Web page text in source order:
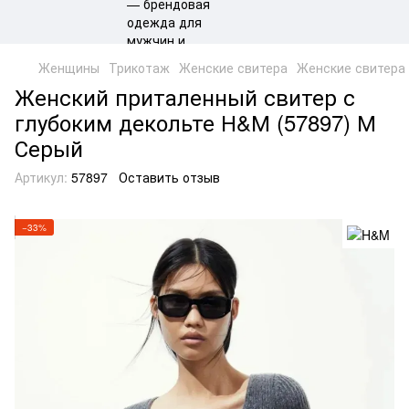
Женщины Трикотаж Женские свитера Женские свитера
Женский приталенный свитер с
глубоким декольте Н&М (57897) М
Серый
Артикул: 57897 Оставить отзыв
−33%